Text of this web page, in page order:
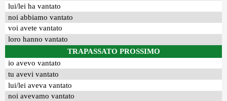
lui/lei ha vantato
noi abbiamo vantato
voi avete vantato
loro hanno vantato
TRAPASSATO PROSSIMO
io avevo vantato
tu avevi vantato
lui/lei aveva vantato
noi avevamo vantato